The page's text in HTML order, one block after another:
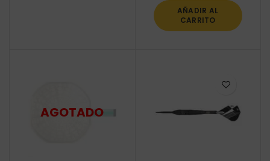
era:
176,60€.
es:
158,94€.
AÑADIR AL
CARRITO